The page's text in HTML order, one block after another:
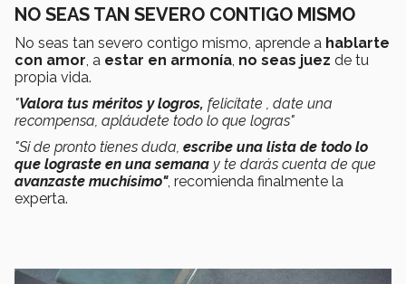
NO SEAS TAN SEVERO CONTIGO MISMO
No seas tan severo contigo mismo, aprende a hablarte
con amor, a estar en armonía, no seas juez de tu
propia vida.
"Valora tus méritos y logros, felicítate , date una
recompensa, apláudete todo lo que logras"
"Si de pronto tienes duda, escribe una lista de todo lo
que lograste en una semana y te darás cuenta de que
avanzaste muchísimo", recomienda finalmente la
experta.